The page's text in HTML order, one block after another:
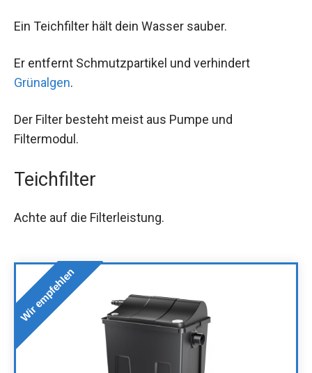
Ein Teichfilter hält dein Wasser sauber.
Er entfernt Schmutzpartikel und verhindert
Grünalgen.
Der Filter besteht meist aus Pumpe und
Filtermodul.
Teichfilter
Achte auf die Filterleistung.
Wir empfehlen